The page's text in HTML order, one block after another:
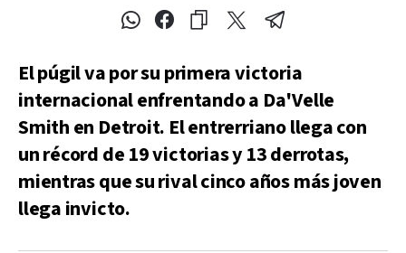
El púgil va por su primera victoria
internacional enfrentando a Da'Velle
Smith en Detroit. El entrerriano llega con
un récord de 19 victorias y 13 derrotas,
mientras que su rival cinco años más joven
llega invicto.